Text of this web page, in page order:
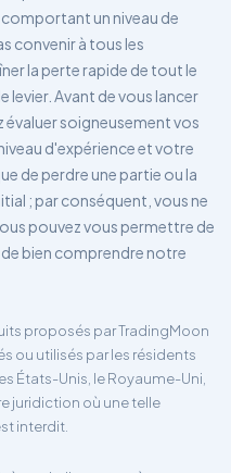
un niveau de
convenir à tous les
la perte rapide de tout le
levier. Avant de vous lancer
évaluer soigneusement vos
d'expérience et votre
de perdre une partie ou la
; par conséquent, vous ne
pouvez vous permettre de
de bien comprendre notre
proposés par TradingMoon
ou utilisés par les résidents
États-Unis, le Royaume-Uni,
juridiction où une telle
interdit.